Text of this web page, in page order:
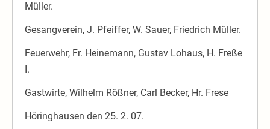
Müller.
Gesangverein, J. Pfeiffer, W. Sauer, Friedrich Müller.
Feuerwehr, Fr. Heinemann, Gustav Lohaus, H. Freße
I.
Gastwirte, Wilhelm Rößner, Carl Becker, Hr. Frese
Höringhausen den 25. 2. 07.